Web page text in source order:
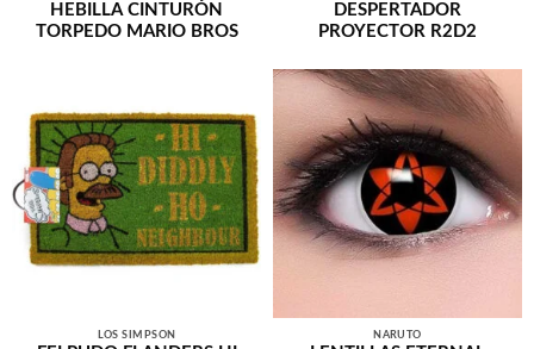
HEBILLA CINTURÓN
TORPEDO MARIO BROS
DESPERTADOR
PROYECTOR R2D2
LOS SIMPSON NARUTO